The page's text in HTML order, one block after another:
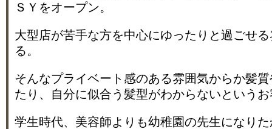
ＳＹをオープン。
大型店が苦手な方を中心にゆったりと過ごせ
る。
そんなプライベート感のある雰囲気からか髪
たり、自分に似合う髪型がわからないという
学生時代、美容師よりも幼稚園の先生になり